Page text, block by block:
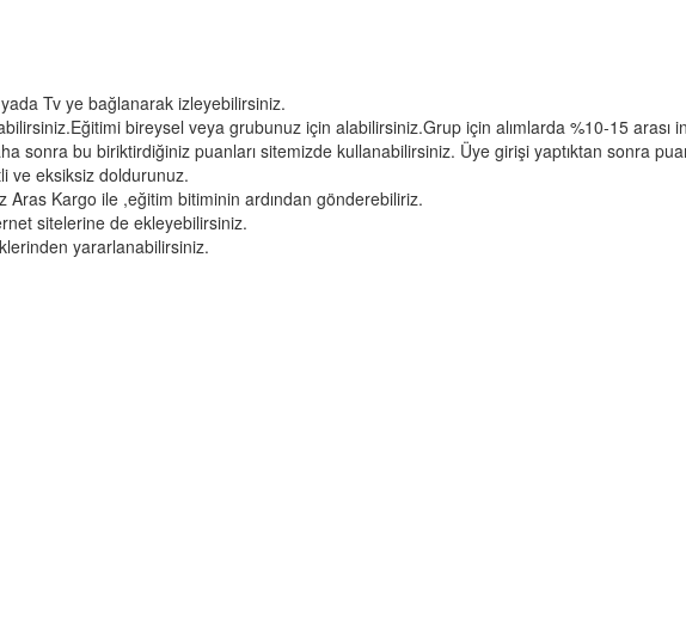
Tv ye bağlanarak izleyebilirsiniz.
bireysel veya grubunuz için alabilirsiniz.Grup için alımlarda %10-15 arası
sonra bu biriktirdiğiniz puanları sitemizde kullanabilirsiniz. Üye girişi yaptıktan sonra
ve eksiksiz doldurunuz.
Aras Kargo ile ,eğitim bitiminin ardından gönderebiliriz.
sitelerine de ekleyebilirsiniz.
yararlanabilirsiniz.